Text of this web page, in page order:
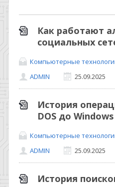
Как работают
социальных
Компьютерные
ADMIN
25.09.2025
История
DOS до Windows
Компьютерные
ADMIN
25.09.2025
История